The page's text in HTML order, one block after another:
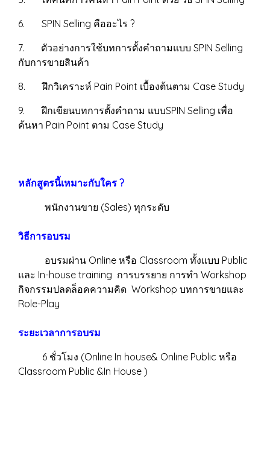
6. SPIN Selling คืออะไร ?
7. ตัวอย่างการใช้บทการตั้งคำถามแบบ SPIN Selling
กับการขายสินค้า
8. ฝึกวิเคราะห์ Pain Point เบื้องต้นตาม Case Study
9. ฝึกเขียนบทการตั้งคำถาม แบบSPIN Selling เพื่อ
ค้นหา Pain Point ตาม Case Study
หลักสูตรนี้เหมาะกับใคร ?
พนักงานขาย (Sales) ทุกระดับ
วิธีการอบรม
อบรมผ่าน Online หรือ Classroom ทั้งแบบ Public
และ In-house training การบรรยาย การทำ Workshop
กิจกรรมปลดล็อคความคิด Workshop บทการขายและ
Role-Play
ระยะเวลาการอบรม
6 ชั่วโมง (Online In house& Online Public หรือ
Classroom Public &In House )